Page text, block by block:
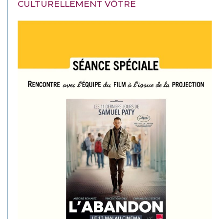
CULTURELLEMENT VÔTRE